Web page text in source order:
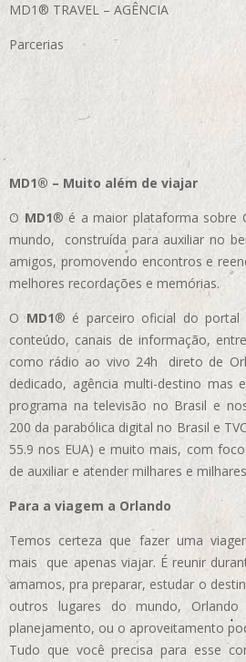
MD1® TRAVEL – AGÊNCIA
Parcerias
MD1® – Muito além de viajar
O MD1® é a maior plataforma sobre
mundo, construída para auxiliar no
amigos, promovendo encontros e
melhores recordações e memórias.
OMD1® é parceiro oficial do portal
conteúdo, canais de informação,
como rádio ao vivo 24h direto de
dedicado, agência multi-destino mas
programa na televisão no Brasil e
200 da parabólica digital no Brasil e
55.9 nos EUA) e muito mais, com
de auxiliar e atender milhares e
Para a viagem a Orlando
Temos certeza que fazer uma
mais que apenas viajar. É reunir
amamos, pra preparar, estudar o
outros lugares do mundo,
planejamento, ou o aproveitamento
Tudo que você precisa para esse